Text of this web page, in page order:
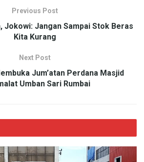
Previous Post
Jokowi: Jangan Sampai Stok Beras
Kita Kurang
Next Post
Jum’atan Perdana Masjid
Umban Sari Rumbai